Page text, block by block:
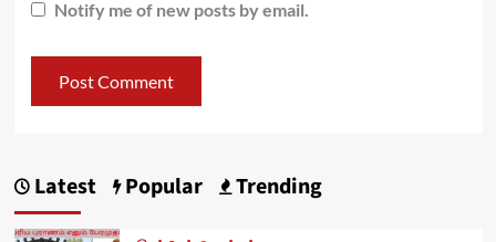
Notify me of new posts by email.
Latest Popular Trending